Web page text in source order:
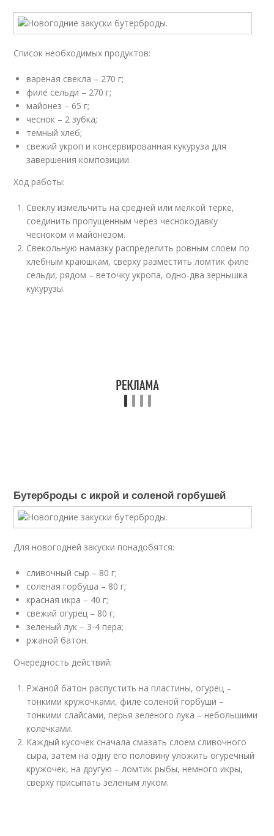
Список необходимых продуктов:
вареная свекла – 270 г;
филе сельди – 270 г;
майонез – 65 г;
чеснок – 2 зубка;
темный хлеб;
свежий укроп и консервированная кукуруза для
завершения композиции.
Ход работы:
Свеклу измельчить на средней или мелкой терке,
соединить пропущенным через чеснокодавку
чесноком и майонезом.
Свекольную намазку распределить ровным слоем по
хлебным краюшкам, сверху разместить ломтик филе
сельди, рядом – веточку укропа, одно-два зернышка
кукурузы.
Бутерброды с икрой и соленой горбушей
Для новогодней закуски понадобятся:
сливочный сыр – 80 г;
соленая горбуша – 80 г;
красная икра – 40 г;
свежий огурец – 80 г;
зеленый лук – 3-4 пера;
ржаной батон.
Очередность действий:
Ржаной батон распустить на пластины, огурец –
тонкими кружочками, филе соленой горбуши –
тонкими слайсами, перья зеленого лука – небольшими
колечками.
Каждый кусочек сначала смазать слоем сливочного
сыра, затем на одну его половину уложить огуречный
кружочек, на другую – ломтик рыбы, немного икры,
сверху присыпать зеленым луком.